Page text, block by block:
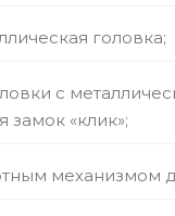
головка;
с
«клик»;
механизмом